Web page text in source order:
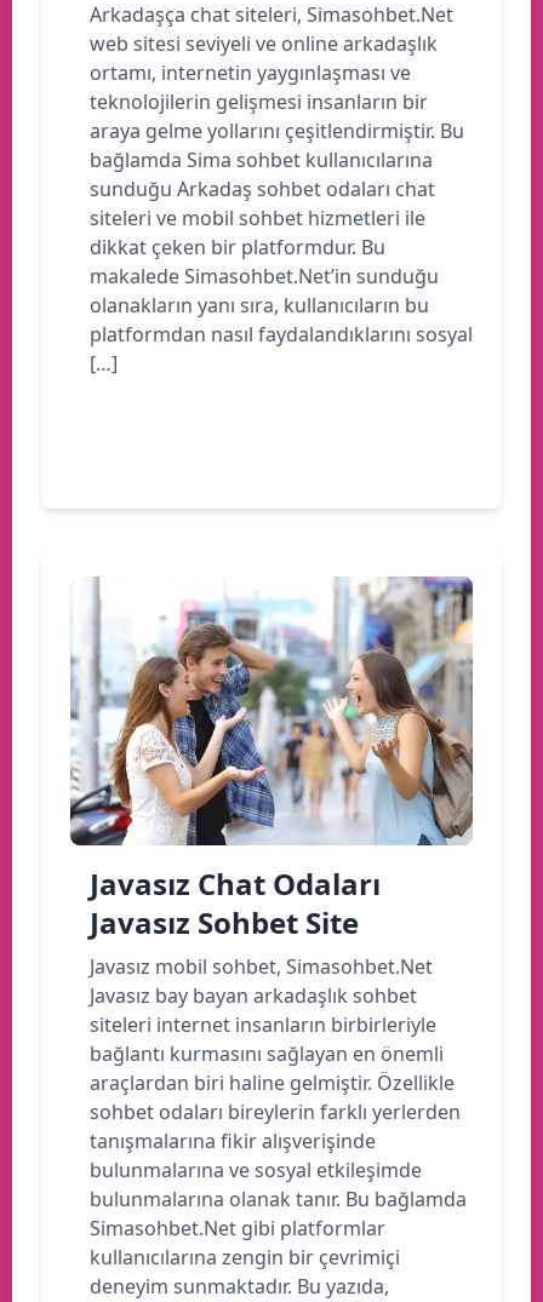
Arkadaşça chat siteleri, Simasohbet.Net
web sitesi seviyeli ve online arkadaşlık
ortamı, internetin yaygınlaşması ve
teknolojilerin gelişmesi insanların bir
araya gelme yollarını çeşitlendirmiştir. Bu
bağlamda Sima sohbet kullanıcılarına
sunduğu Arkadaş sohbet odaları chat
siteleri ve mobil sohbet hizmetleri ile
dikkat çeken bir platformdur. Bu
makalede Simasohbet.Net’in sunduğu
olanakların yanı sıra, kullanıcıların bu
platformdan nasıl faydalandıklarını sosyal
[…]
Javasız Chat Odaları
Javasız Sohbet Site
Javasız mobil sohbet, Simasohbet.Net
Javasız bay bayan arkadaşlık sohbet
siteleri internet insanların birbirleriyle
bağlantı kurmasını sağlayan en önemli
araçlardan biri haline gelmiştir. Özellikle
sohbet odaları bireylerin farklı yerlerden
tanışmalarına fikir alışverişinde
bulunmalarına ve sosyal etkileşimde
bulunmalarına olanak tanır. Bu bağlamda
Simasohbet.Net gibi platformlar
kullanıcılarına zengin bir çevrimiçi
deneyim sunmaktadır. Bu yazıda,